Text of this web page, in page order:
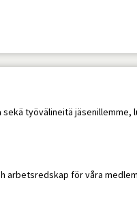
työvälineitä jäsenillemme,
för våra